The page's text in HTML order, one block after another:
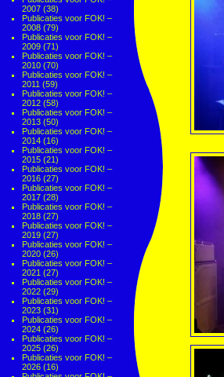
2007 (38)
Publicaties voor FOK! –
2008 (79)
Publicaties voor FOK! –
2009 (71)
Publicaties voor FOK! –
2010 (70)
Publicaties voor FOK! –
2011 (59)
Publicaties voor FOK! –
2012 (58)
Publicaties voor FOK! –
2013 (50)
Publicaties voor FOK! –
2014 (16)
Publicaties voor FOK! –
2015 (21)
Publicaties voor FOK! –
2016 (27)
Publicaties voor FOK! –
2017 (28)
Publicaties voor FOK! –
2018 (27)
Publicaties voor FOK! –
2019 (27)
Publicaties voor FOK! –
2020 (26)
Publicaties voor FOK! –
2021 (27)
Publicaties voor FOK! –
2022 (29)
Publicaties voor FOK! –
2023 (31)
Publicaties voor FOK! –
2024 (26)
Publicaties voor FOK! –
2025 (26)
Publicaties voor FOK! –
2026 (16)